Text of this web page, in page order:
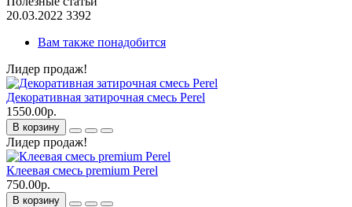
20.03.2022 3392
Вам также понадобится
Лидер продаж!
Декоративная затирочная смесь Perel
1550.00р.
В корзину
Лидер продаж!
Клеевая смесь premium Perel
750.00р.
В корзину